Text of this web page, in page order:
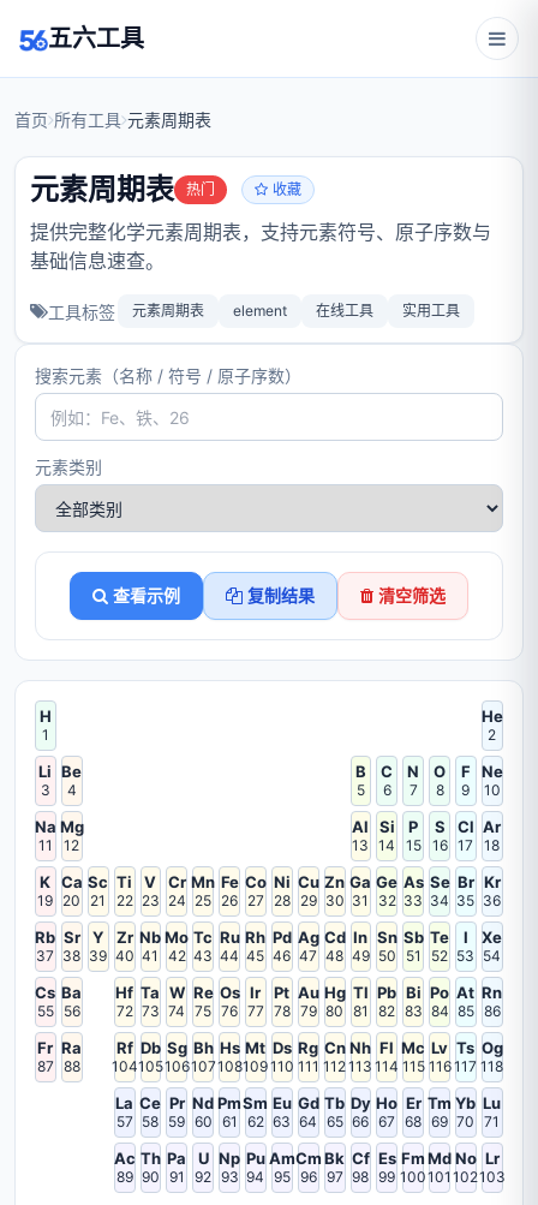
五六工具
首页 所有工具 元素周期表
元素周期表 热门 收藏
提供完整化学元素周期表，支持元素符号、原子序数与
基础信息速查。
工具标签 元素周期表 element 在线工具 实用工具
搜索元素（名称 / 符号 / 原子序数）
元素类别
查看示例 复制结果 清空筛选
H
1
He
2
Li
3
Be
4
B
5
C
6
N
7
O
8
F
9
Ne
10
Na
11
Mg
12
Al
13
Si
14
P
15
S
16
Cl
17
Ar
18
K
19
Ca
20
Sc
21
Ti
22
V
23
Cr
24
Mn
25
Fe
26
Co
27
Ni
28
Cu
29
Zn
30
Ga
31
Ge
32
As
33
Se
34
Br
35
Kr
36
Rb
37
Sr
38
Y
39
Zr
40
Nb
41
Mo
42
Tc
43
Ru
44
Rh
45
Pd
46
Ag
47
Cd
48
In
49
Sn
50
Sb
51
Te
52
I
53
Xe
54
Cs
55
Ba
56
Hf
72
Ta
73
W
74
Re
75
Os
76
Ir
77
Pt
78
Au
79
Hg
80
Tl
81
Pb
82
Bi
83
Po
84
At
85
Rn
86
Fr
87
Ra
88
Rf
104
Db
105
Sg
106
Bh
107
Hs
108
Mt
109
Ds
110
Rg
111
Cn
112
Nh
113
Fl
114
Mc
115
Lv
116
Ts
117
Og
118
La
57
Ce
58
Pr
59
Nd
60
Pm
61
Sm
62
Eu
63
Gd
64
Tb
65
Dy
66
Ho
67
Er
68
Tm
69
Yb
70
Lu
71
Ac
89
Th
90
Pa
91
U
92
Np
93
Pu
94
Am
95
Cm
96
Bk
97
Cf
98
Es
99
Fm
100
Md
101
No
102
Lr
103